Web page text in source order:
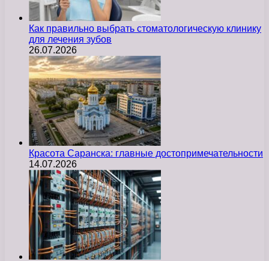
Как правильно выбрать стоматологическую клинику
для лечения зубов
26.07.2026
Красота Саранска: главные достопримечательности
14.07.2026